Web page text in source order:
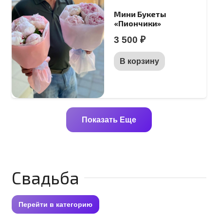
Мини Букеты
«Пиончики»
3 500 ₽
В корзину
Показать Еще
Свадьба
Перейти в категорию